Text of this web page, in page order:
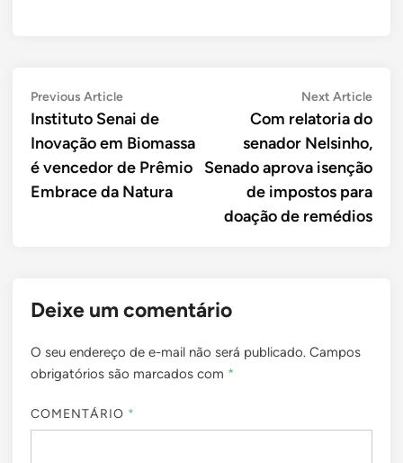
Navegação
de
Post
Previous ArticlePrevious
article:
Instituto Senai de
Inovação em Biomassa
é vencedor de Prêmio
Embrace da Natura
Next ArticleNext
Com relatoria do
senador Nelsinho,
Senado aprova isenção
de impostos para
doação de remédios
Deixe um comentário
O seu endereço de e-mail não será publicado. Campos
obrigatórios são marcados com *
COMENTÁRIO *